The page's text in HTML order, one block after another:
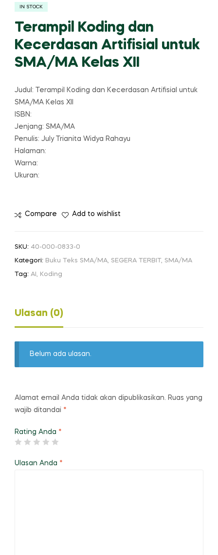
IN STOCK
Terampil Koding dan
Kecerdasan Artifisial untuk
SMA/MA Kelas XII
Judul: Terampil Koding dan Kecerdasan Artifisial untuk
SMA/MA Kelas XII
ISBN:
Jenjang: SMA/MA
Penulis: July Trianita Widya Rahayu
Halaman:
Warna:
Ukuran:
Compare Add to wishlist
SKU: 40-000-0833-0
Kategori: Buku Teks SMA/MA, SEGERA TERBIT, SMA/MA
Tag: AI , Koding
Ulasan (0)
Belum ada ulasan.
Alamat email Anda tidak akan dipublikasikan. Ruas yang
wajib ditandai *
Rating Anda *
Ulasan Anda *